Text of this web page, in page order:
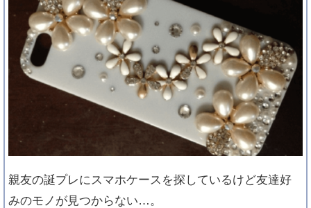
親友の誕プレにスマホケースを探しているけど友達好
みのモノが見つからない…。